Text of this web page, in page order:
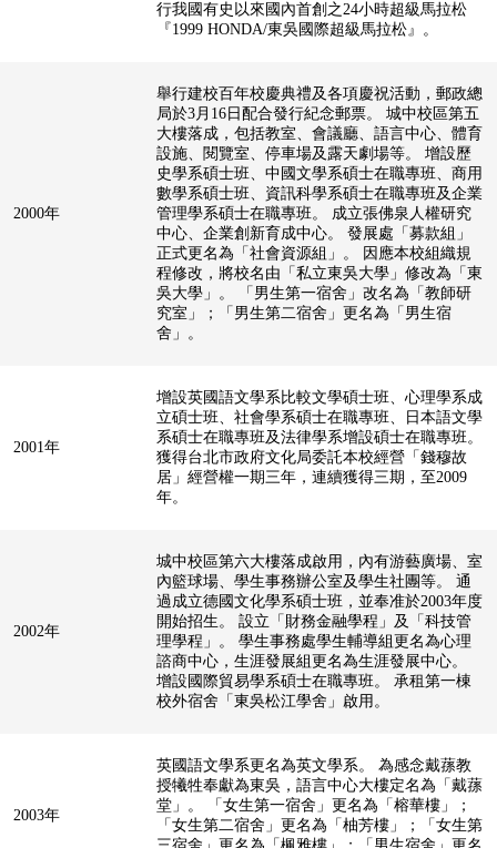
行我國有史以來國內首創之24小時超級馬拉松
『1999 HONDA/東吳國際超級馬拉松』。
2000年
舉行建校百年校慶典禮及各項慶祝活動，郵政總
局於3月16日配合發行紀念郵票。 城中校區第五
大樓落成，包括教室、會議廳、語言中心、體育
設施、閱覽室、停車場及露天劇場等。 增設歷
史學系碩士班、中國文學系碩士在職專班、商用
數學系碩士班、資訊科學系碩士在職專班及企業
管理學系碩士在職專班。 成立張佛泉人權研究
中心、企業創新育成中心。 發展處「募款組」
正式更名為「社會資源組」。 因應本校組織規
程修改，將校名由「私立東吳大學」修改為「東
吳大學」。 「男生第一宿舍」改名為「教師研
究室」；「男生第二宿舍」更名為「男生宿
舍」。
2001年
增設英國語文學系比較文學碩士班、心理學系成
立碩士班、社會學系碩士在職專班、日本語文學
系碩士在職專班及法律學系增設碩士在職專班。
獲得台北市政府文化局委託本校經營「錢穆故
居」經營權一期三年，連續獲得三期，至2009
年。
2002年
城中校區第六大樓落成啟用，內有游藝廣場、室
內籃球場、學生事務辦公室及學生社團等。 通
過成立德國文化學系碩士班，並奉准於2003年度
開始招生。 設立「財務金融學程」及「科技管
理學程」。 學生事務處學生輔導組更名為心理
諮商中心，生涯發展組更名為生涯發展中心。
增設國際貿易學系碩士在職專班。 承租第一棟
校外宿舍「東吳松江學舍」啟用。
2003年
英國語文學系更名為英文學系。 為感念戴蓀教
授犧牲奉獻為東吳，語言中心大樓定名為「戴蓀
堂」。 「女生第一宿舍」更名為「榕華樓」；
「女生第二宿舍」更名為「柚芳樓」；「女生第